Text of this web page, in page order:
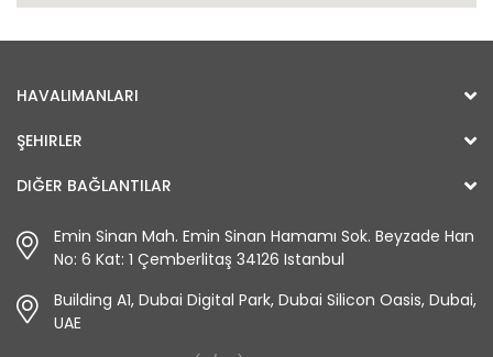
HAVALIMANLARI
ŞEHIRLER
DIĞER BAĞLANTILAR
Emin Sinan Mah. Emin Sinan Hamamı Sok. Beyzade Han
No: 6 Kat: 1 Çemberlitaş 34126 Istanbul
Building A1, Dubai Digital Park, Dubai Silicon Oasis, Dubai,
UAE